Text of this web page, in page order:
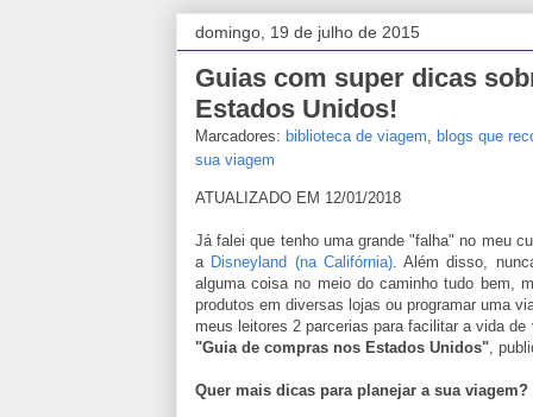
domingo, 19 de julho de 2015
Guias com super dicas
Estados Unidos!
Marcadores: biblioteca de viagem
blogs que
sua viagem
ATUALIZADO EM 12/01/2018
Já falei que tenho uma grande "falha" no meu
a Disneyland (na Califórnia). Além disso,
alguma coisa no meio do caminho tudo bem,
produtos em diversas lojas ou programar uma
meus leitores 2 parcerias para facilitar a vida
"Guia de compras nos Estados Unidos" ,
Quer mais dicas para planejar a sua viagem?